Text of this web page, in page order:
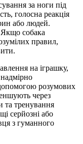
за ноги під
голосна реакція
або людей.
Якщо собака
правил,
на іграшку,
розумових
через
та тренування
серйозні або
з гуманного